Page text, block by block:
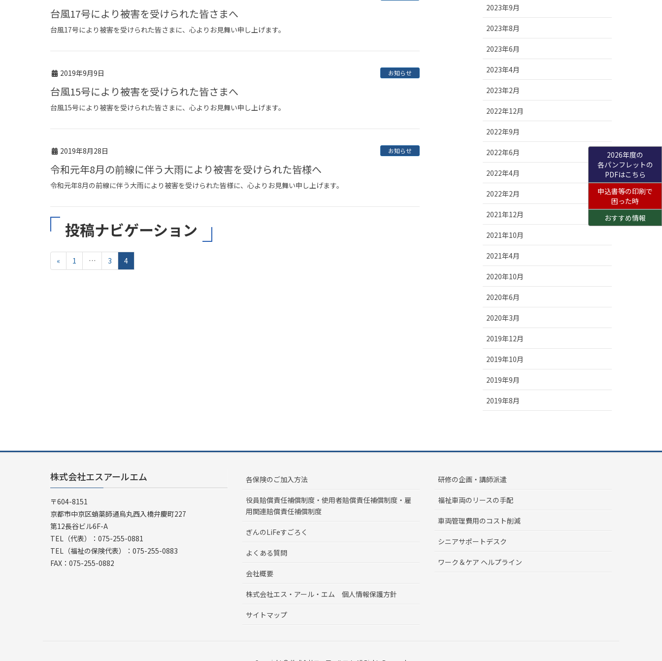
台風17号により被害を受けられた皆さまへ
台風17号により被害を受けられた皆さまに、心よりお見舞い申し上げます。
2019年9月9日 お知らせ
台風15号により被害を受けられた皆さまへ
台風15号により被害を受けられた皆さまに、心よりお見舞い申し上げます。
2019年8月28日 お知らせ
令和元年8月の前線に伴う大雨により被害を受けられた皆様へ
令和元年8月の前線に伴う大雨により被害を受けられた皆様に、心よりお見舞い申し上げます。
投稿ナビゲーション
« 1 … 3 4
2023年9月
2023年8月
2023年6月
2023年4月
2023年2月
2022年12月
2022年9月
2022年6月
2022年4月
2022年2月
2021年12月
2021年10月
2021年4月
2020年10月
2020年6月
2020年3月
2019年12月
2019年10月
2019年9月
2019年8月
株式会社エスアールエム
〒604-8151
京都市中京区蛸薬師通烏丸西入橋弁慶町227
第12長谷ビル6F-A
TEL（代表）：075-255-0881
TEL（福祉の保険代表）：075-255-0883
FAX：075-255-0882
各保険のご加入方法
役員賠償責任補償制度・使用者賠償責任補償制度・雇
用関連賠償責任補償制度
ぎんのLiFeすごろく
よくある質問
会社概要
株式会社エス・アール・エム 個人情報保護方針
サイトマップ
研修の企画・講師派遣
福祉車両のリースの手配
車両管理費用のコスト削減
シニアサポートデスク
ワーク＆ケア ヘルプライン
2026年度の
各パンフレットの
PDFはこちら
申込書等の印刷で
困った時
おすすめ情報